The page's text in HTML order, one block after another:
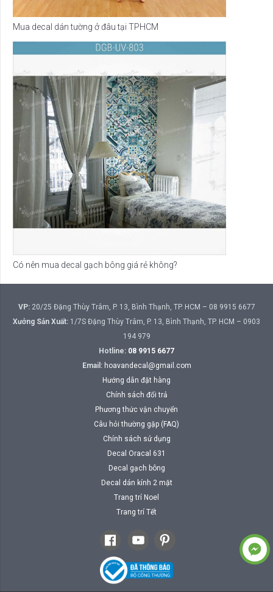
Mua decal dán tường ở đâu tại TPHCM
Có nên mua decal gạch bông giá rẻ không?
VP:20/25 Đặng Thùy Trâm, P. 13, Bình Thạnh, TP. HCM – 08 9915 6677
Xưởng Sản Xuất: 1/7S Đặng Thùy Trâm, P. 13, Bình Thạnh, TP. HCM – 0903
194 979
Hotline: 08 9915 6677
Email: hoavandecal@gmail.com
Hướng dẫn đặt hàng
Chính sách đổi trả
Phương thức vận chuyển
Câu hỏi thường gặp (FAQ)
Chính sách sử dụng
Decal Oracal 631
Decal gạch bông
Decal dán kính 2 mặt
Trang trí Noel
Trang trí Tết